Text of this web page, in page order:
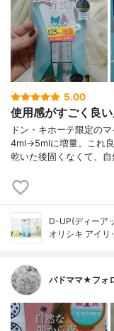
5.00
使用感がすごく良い
ドン・キホーテ限定の
4ml→5mlに増量。これ良
乾いた後固くなくて、
D-UP(ディーア
オリシキ アイリ
バドママ★フォ